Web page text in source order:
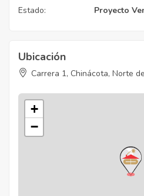
Estado:
Proyecto
Ubicación
Carrera 1, Chinácota, Norte
+
−